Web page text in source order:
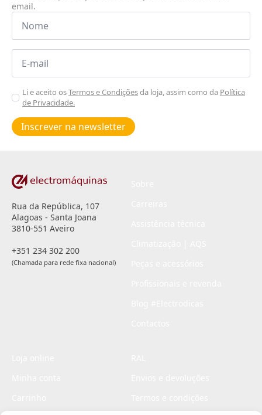
email.
Nome
Email
Aceitar
Poiticas
de
privacidade
Li e aceito osTermos e Condiçõesda loja, assim como da Política
de Privacidade.
Inscrever na newsletter
Rua da República, 107
Alagoas - Santa Joana
3810-551 Aveiro
+351 234 302 200
(Chamada para rede fixa nacional)